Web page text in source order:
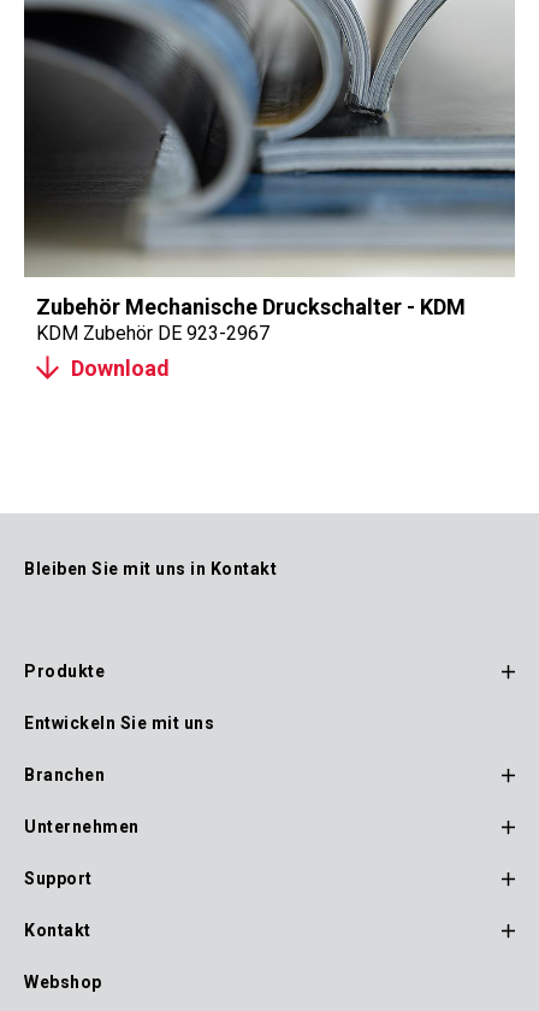
Zubehör Mechanische Druckschalter - KDM
KDM Zubehör DE 923-2967
Download
Bleiben Sie mit uns in Kontakt
Footer
Navigation
Produkte
Entwickeln Sie mit uns
Branchen
Unternehmen
Support
Kontakt
Webshop